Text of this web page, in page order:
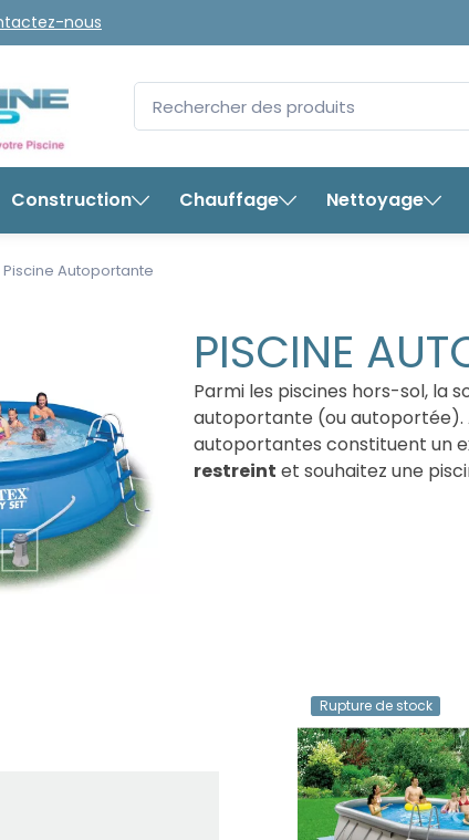
nous
Construction Chauffage Nettoyage
Piscine Autoportante
PISCINE
Parmi les piscines hors-sol, la
autoportante (ou autoportée).
autoportantes constituent un
restreint et souhaitez une
Rupture de stock